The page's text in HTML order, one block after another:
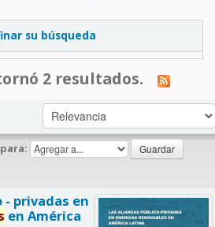
su búsqueda
2 resultados.
- privadas en
en América